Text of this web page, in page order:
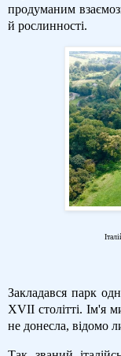
продуманим
й рослинності.
Закладався парк
ХVІІ столітті. Ім'я
не донесла, відомо